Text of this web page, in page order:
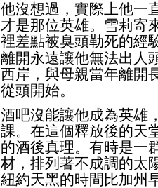
他沒想過，實際上他一
才是那位英雄。雪莉寄
裡差點被臭頭勒死的經
離開永遠讓他無法出人
西岸，與母親當年離開
從頭開始。
酒吧沒能讓他成為英雄
課。在這個釋放後的天
的酒後真理。有時是一
材，排列著不成調的太
紐約天黑的時間比加州